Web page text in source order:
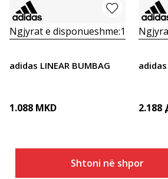
Ngjyrat e disponueshme:1
adidas LINEAR BUMBAG
1.088 MKD
Shtoni në shportë
adidas
2.188